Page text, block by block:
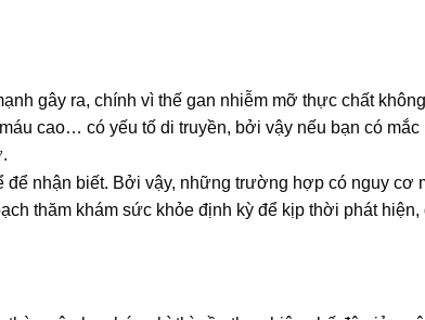
gây ra, chính vì thế gan nhiễm mỡ thực chất
cao… có yếu tố di truyền, bởi vậy nếu bạn có mắc
nhận biết. Bởi vậy, những trường hợp có nguy cơ
thăm khám sức khỏe định kỳ để kịp thời phát hiện,